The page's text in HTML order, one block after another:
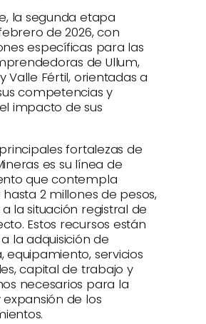
la segunda etapa
de 2026, con
específicas para las
de Ullum,
Valle Fértil, orientadas a
competencias y
impacto de sus
fortalezas de
es su línea de
que contempla
2 millones de pesos,
la situación registral de
Estos recursos están
la adquisición de
equipamiento, servicios
capital de trabajo y
necesarios para la
de los